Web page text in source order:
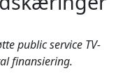
public service TV-
finansiering.